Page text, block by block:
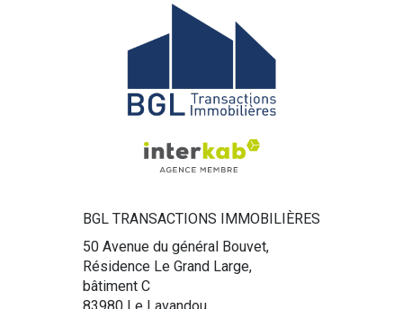
BGL TRANSACTIONS IMMOBILIÈRES
50 Avenue du général Bouvet,
Résidence Le Grand Large,
bâtiment C